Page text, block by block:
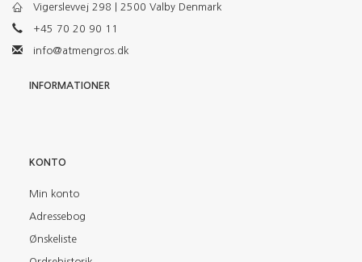
Vigerslevvej 298 | 2500 Valby Denmark
+45 70 20 90 11
info@atmengros.dk
INFORMATIONER
KONTO
Min konto
Adressebog
Ønskeliste